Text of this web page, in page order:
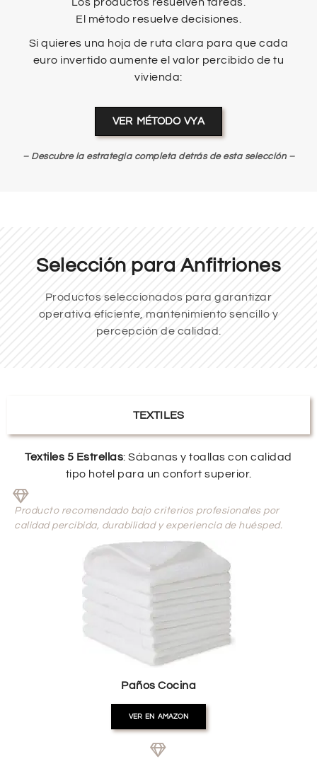
El método resuelve decisiones.
Si quieres una hoja de ruta clara para que cada
euro invertido aumente el valor percibido de tu
vivienda:
VER MÉTODO VYA
– Descubre la estrategia completa detrás de esta selección –
Selección para Anfitriones
Productos seleccionados para garantizar
operativa eficiente, mantenimiento sencillo y
percepción de calidad.
TEXTILES
Textiles 5 Estrellas: Sábanas y toallas con calidad
tipo hotel para un confort superior.
Producto recomendado bajo criterios profesionales por
calidad percibida, durabilidad y experiencia de huésped.
Paños Cocina
VER EN AMAZON